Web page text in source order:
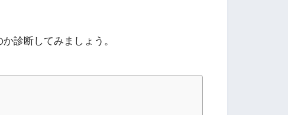
診断してみましょう。